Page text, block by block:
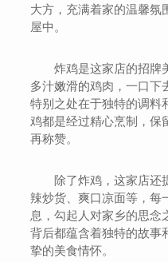
大方，充满着家的温馨氛
屋中。
炸鸡是这家店的招牌
多汁嫩滑的鸡肉，一口下
特别之处在于独特的调料
鸡都是经过精心烹制，保
再称赞。
除了炸鸡，这家店还
辣炒货、爽口凉面等，每
息，勾起人对家乡的思念
背后都蕴含着独特的故事
挚的美食情怀。